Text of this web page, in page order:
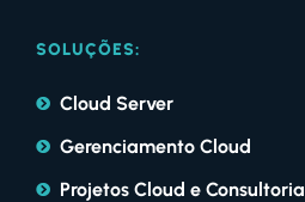
SOLUÇÕES:
Cloud Server
Gerenciamento Cloud
Projetos Cloud e Consultoria